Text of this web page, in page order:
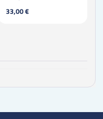
33,00 €